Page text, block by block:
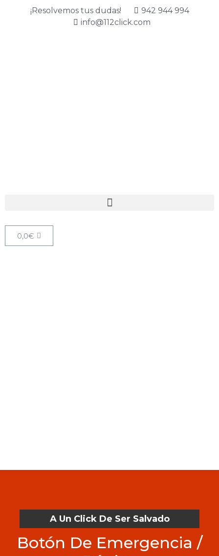
¡Resolvemos tus dudas!
942 944 994
info@112click.com
0,0€
A Un Click De Ser Salvado
Botón De Emergencia /